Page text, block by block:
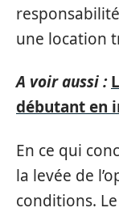
une location
A voir aussi :
débutant en
En ce qui
la levée de
conditions.